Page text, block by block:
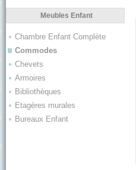
Meubles Enfant
Chambre Enfant Complète
Commodes
Chevets
Armoires
Bibliothèques
Etagères murales
Bureaux Enfant